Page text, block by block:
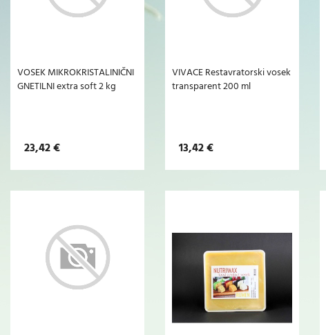
VOSEK MIKROKRISTALINIČNI
GNETILNI extra soft 2 kg
23,42 €
VIVACE Restavratorski vosek
transparent 200 ml
13,42 €